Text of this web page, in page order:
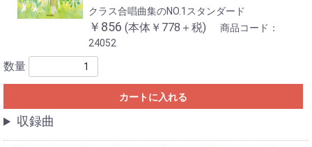
クラス合唱曲集のNO.1スタンダード
￥856 (本体￥778＋税)
商品コード：
24052
数量
カートに入れる
収録曲